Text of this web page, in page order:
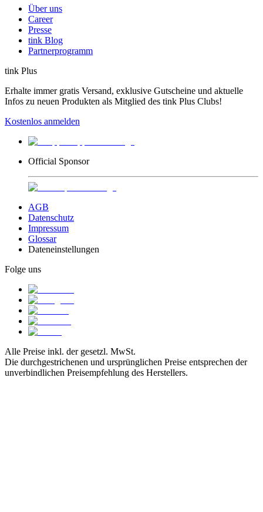
Über uns
Career
Presse
tink Blog
Partnerprogramm
tink Plus
Erhalte immer gratis Versand, exklusive Gutscheine und aktuelle
Infos zu neuen Produkten als Mitglied des tink Plus Clubs!
Kostenlos anmelden
Official Sponsor
AGB
Datenschutz
Impressum
Glossar
Dateneinstellungen
Folge uns
Alle Preise inkl. der gesetzl. MwSt.
Die durchgestrichenen und ursprünglichen Preise entsprechen der
unverbindlichen Preisempfehlung des Herstellers.